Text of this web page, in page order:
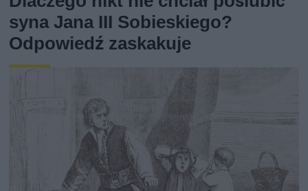
syna Jana III Sobieskiego?
Odpowiedź zaskakuje